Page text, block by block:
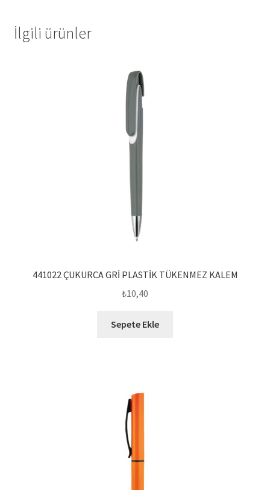
İlgili ürünler
441022 ÇUKURCA GRİ PLASTİK TÜKENMEZ KALEM
₺10,40
Sepete Ekle